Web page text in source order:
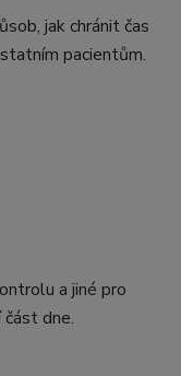
jak chránit čas
pacientům.
a jiné pro
dne.